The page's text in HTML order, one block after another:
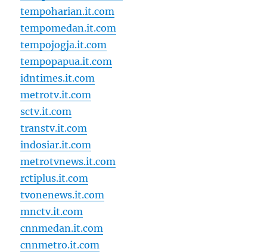
tempoharian.it.com
tempomedan.it.com
tempojogja.it.com
tempopapua.it.com
idntimes.it.com
metrotv.it.com
sctv.it.com
transtv.it.com
indosiar.it.com
metrotvnews.it.com
rctiplus.it.com
tvonenews.it.com
mnctv.it.com
cnnmedan.it.com
cnnmetro.it.com